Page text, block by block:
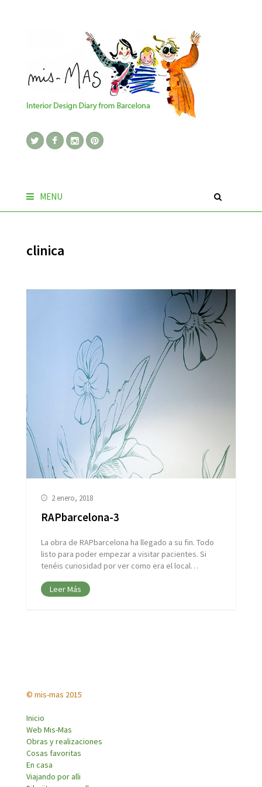
MENU
clinica
2 enero, 2018
RAPbarcelona-3
La obra de RAPbarcelona ha llegado a su fin. Todo
listo para poder empezar a visitar pacientes. Si
tenéis curiosidad por ver como era el local…
Leer Más
© mis-mas 2015
Inicio
Web Mis-Mas
Obras y realizaciones
Cosas favoritas
En casa
Viajando por alli